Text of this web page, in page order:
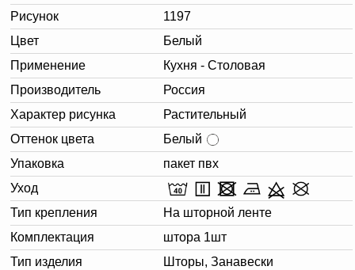
Рисунок
1197
Цвет
Белый
Применение
Кухня - Столовая
Производитель
Россия
Характер рисунка
Растительный
Оттенок цвета
Белый
Упаковка
пакет пвх
Уход
Тип крепления
На шторной ленте
Комплектация
штора 1шт
Тип изделия
Шторы, Занавески